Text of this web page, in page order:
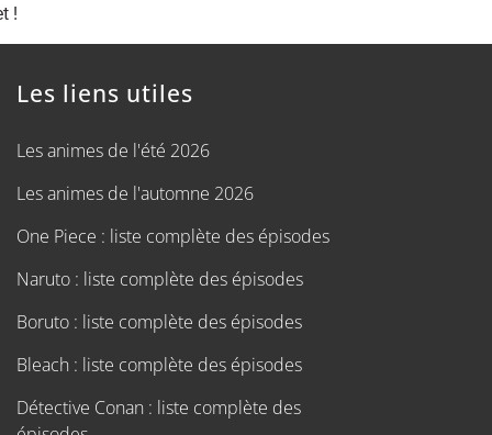
!
Les liens utiles
Les animes de l'été 2026
Les animes de l'automne 2026
One Piece : liste complète des épisodes
Naruto : liste complète des épisodes
Boruto : liste complète des épisodes
Bleach : liste complète des épisodes
Détective Conan : liste complète des